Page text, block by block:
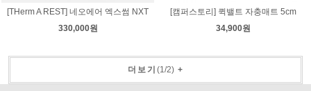
[THerm A REST] 네오에어 엑스썸 NXT
330,000원
[캠퍼스토리] 퀵밸트 자충매트 5cm
34,900원
더보기 (1/2)+